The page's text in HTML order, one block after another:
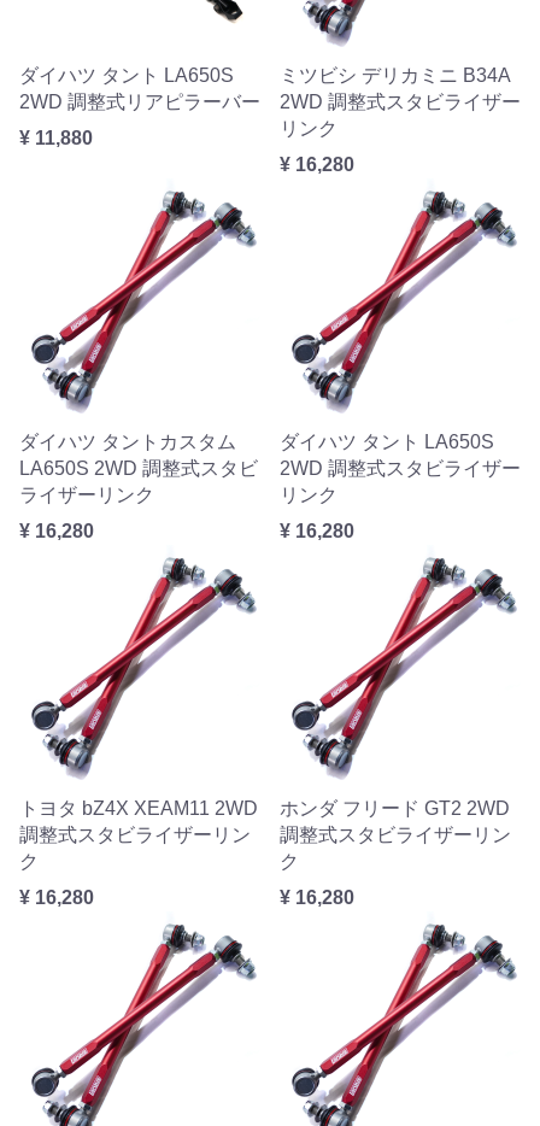
ダイハツ タント LA650S
2WD 調整式リアピラーバー
¥ 11,880
ミツビシ デリカミニ B34A
2WD 調整式スタビライザー
リンク
¥ 16,280
ダイハツ タントカスタム
LA650S 2WD 調整式スタビ
ライザーリンク
¥ 16,280
ダイハツ タント LA650S
2WD 調整式スタビライザー
リンク
¥ 16,280
トヨタ bZ4X XEAM11 2WD
調整式スタビライザーリン
ク
¥ 16,280
ホンダ フリード GT2 2WD
調整式スタビライザーリン
ク
¥ 16,280